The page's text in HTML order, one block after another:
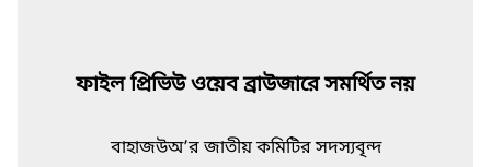
ফাইল প্রিভিউ ওয়েব ব্রাউজারে সমর্থিত নয়
বাহাজউঅ’র জাতীয় কমিটির সদস্যবৃন্দ